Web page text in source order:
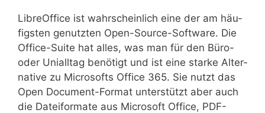
Libre­Of­fice ist wahr­schein­lich eine der am häu­
figs­ten genutz­ten Open-Source-Sof­t­­wa­re. Die
Office-Suite hat alles, was man für den Büro-
oder Uni­all­tag benö­tigt und ist eine star­ke Alter­
na­ti­ve zu Micro­softs Office 365. Sie nutzt das
Open Docu­­ment-For­­mat unter­stützt aber auch
die Datei­for­ma­te aus Micro­soft Office, PDF-